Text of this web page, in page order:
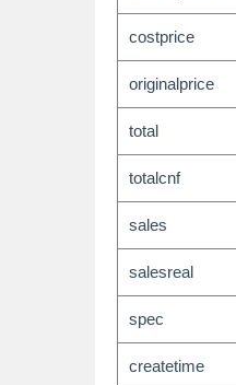
costprice
originalprice
total
totalcnf
sales
salesreal
spec
createtime